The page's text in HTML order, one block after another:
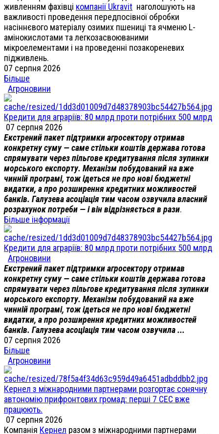
живленням фахівці компанії Ukravit наголошують на
важливості проведення передпосівної обробки
насіннєвого матеріалу озимих пшениці та ячменю L-
амінокислотами та легкозасвоюваними
мікроелементами і на проведенні позакореневих
підживлень.
07 серпня 2026
Більше
Агроновини
Кредити для аграріїв: 80 млрд проти потрібних 500 млрд
07 серпня 2026
Екстрений пакет підтримки агросектору отримав
конкретну суму — саме стільки коштів держава готова
спрямувати через пільгове кредитування після зупинки
морського експорту. Механізм побудований на вже
чинній програмі, тож ідеться не про нові бюджетні
видатки, а про розширення кредитних можливостей
банків. Галузева асоціація тим часом озвучила власний
розрахунок потреби — і він відрізняється в рази.
Більше інформації
Кредити для аграріїв: 80 млрд проти потрібних 500 млрд
Агроновини
Екстрений пакет підтримки агросектору отримав
конкретну суму — саме стільки коштів держава готова
спрямувати через пільгове кредитування після зупинки
морського експорту. Механізм побудований на вже
чинній програмі, тож ідеться не про нові бюджетні
видатки, а про розширення кредитних можливостей
банків. Галузева асоціація тим часом озвучила ...
07 серпня 2026
Більше
Агроновини
Кернел з міжнародними партнерами розгортає сонячну
автономію прифронтових громад: перші 7 СЕС вже
працюють.
07 серпня 2026
Компанія Кернел разом з міжнародними партнерами